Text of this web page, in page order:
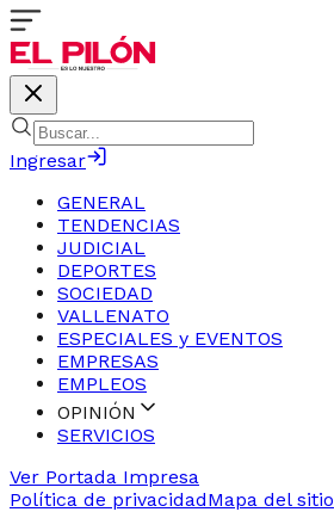
Ingresar
GENERAL
TENDENCIAS
JUDICIAL
DEPORTES
SOCIEDAD
VALLENATO
ESPECIALES y EVENTOS
EMPRESAS
EMPLEOS
OPINIÓN
SERVICIOS
Ver Portada Impresa
Política de privacidadMapa del sitio